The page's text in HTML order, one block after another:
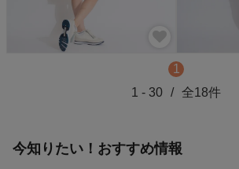
1
1 - 30 / 全18件
今知りたい！おすすめ情報